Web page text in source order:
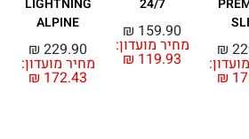
₪
₪
24/7
מחיר מועדון:
₪ 119.93
₪ 159.90
LIGHTNING
ALPINE
מחיר מועדון:
₪ 172.43
₪ 229.90